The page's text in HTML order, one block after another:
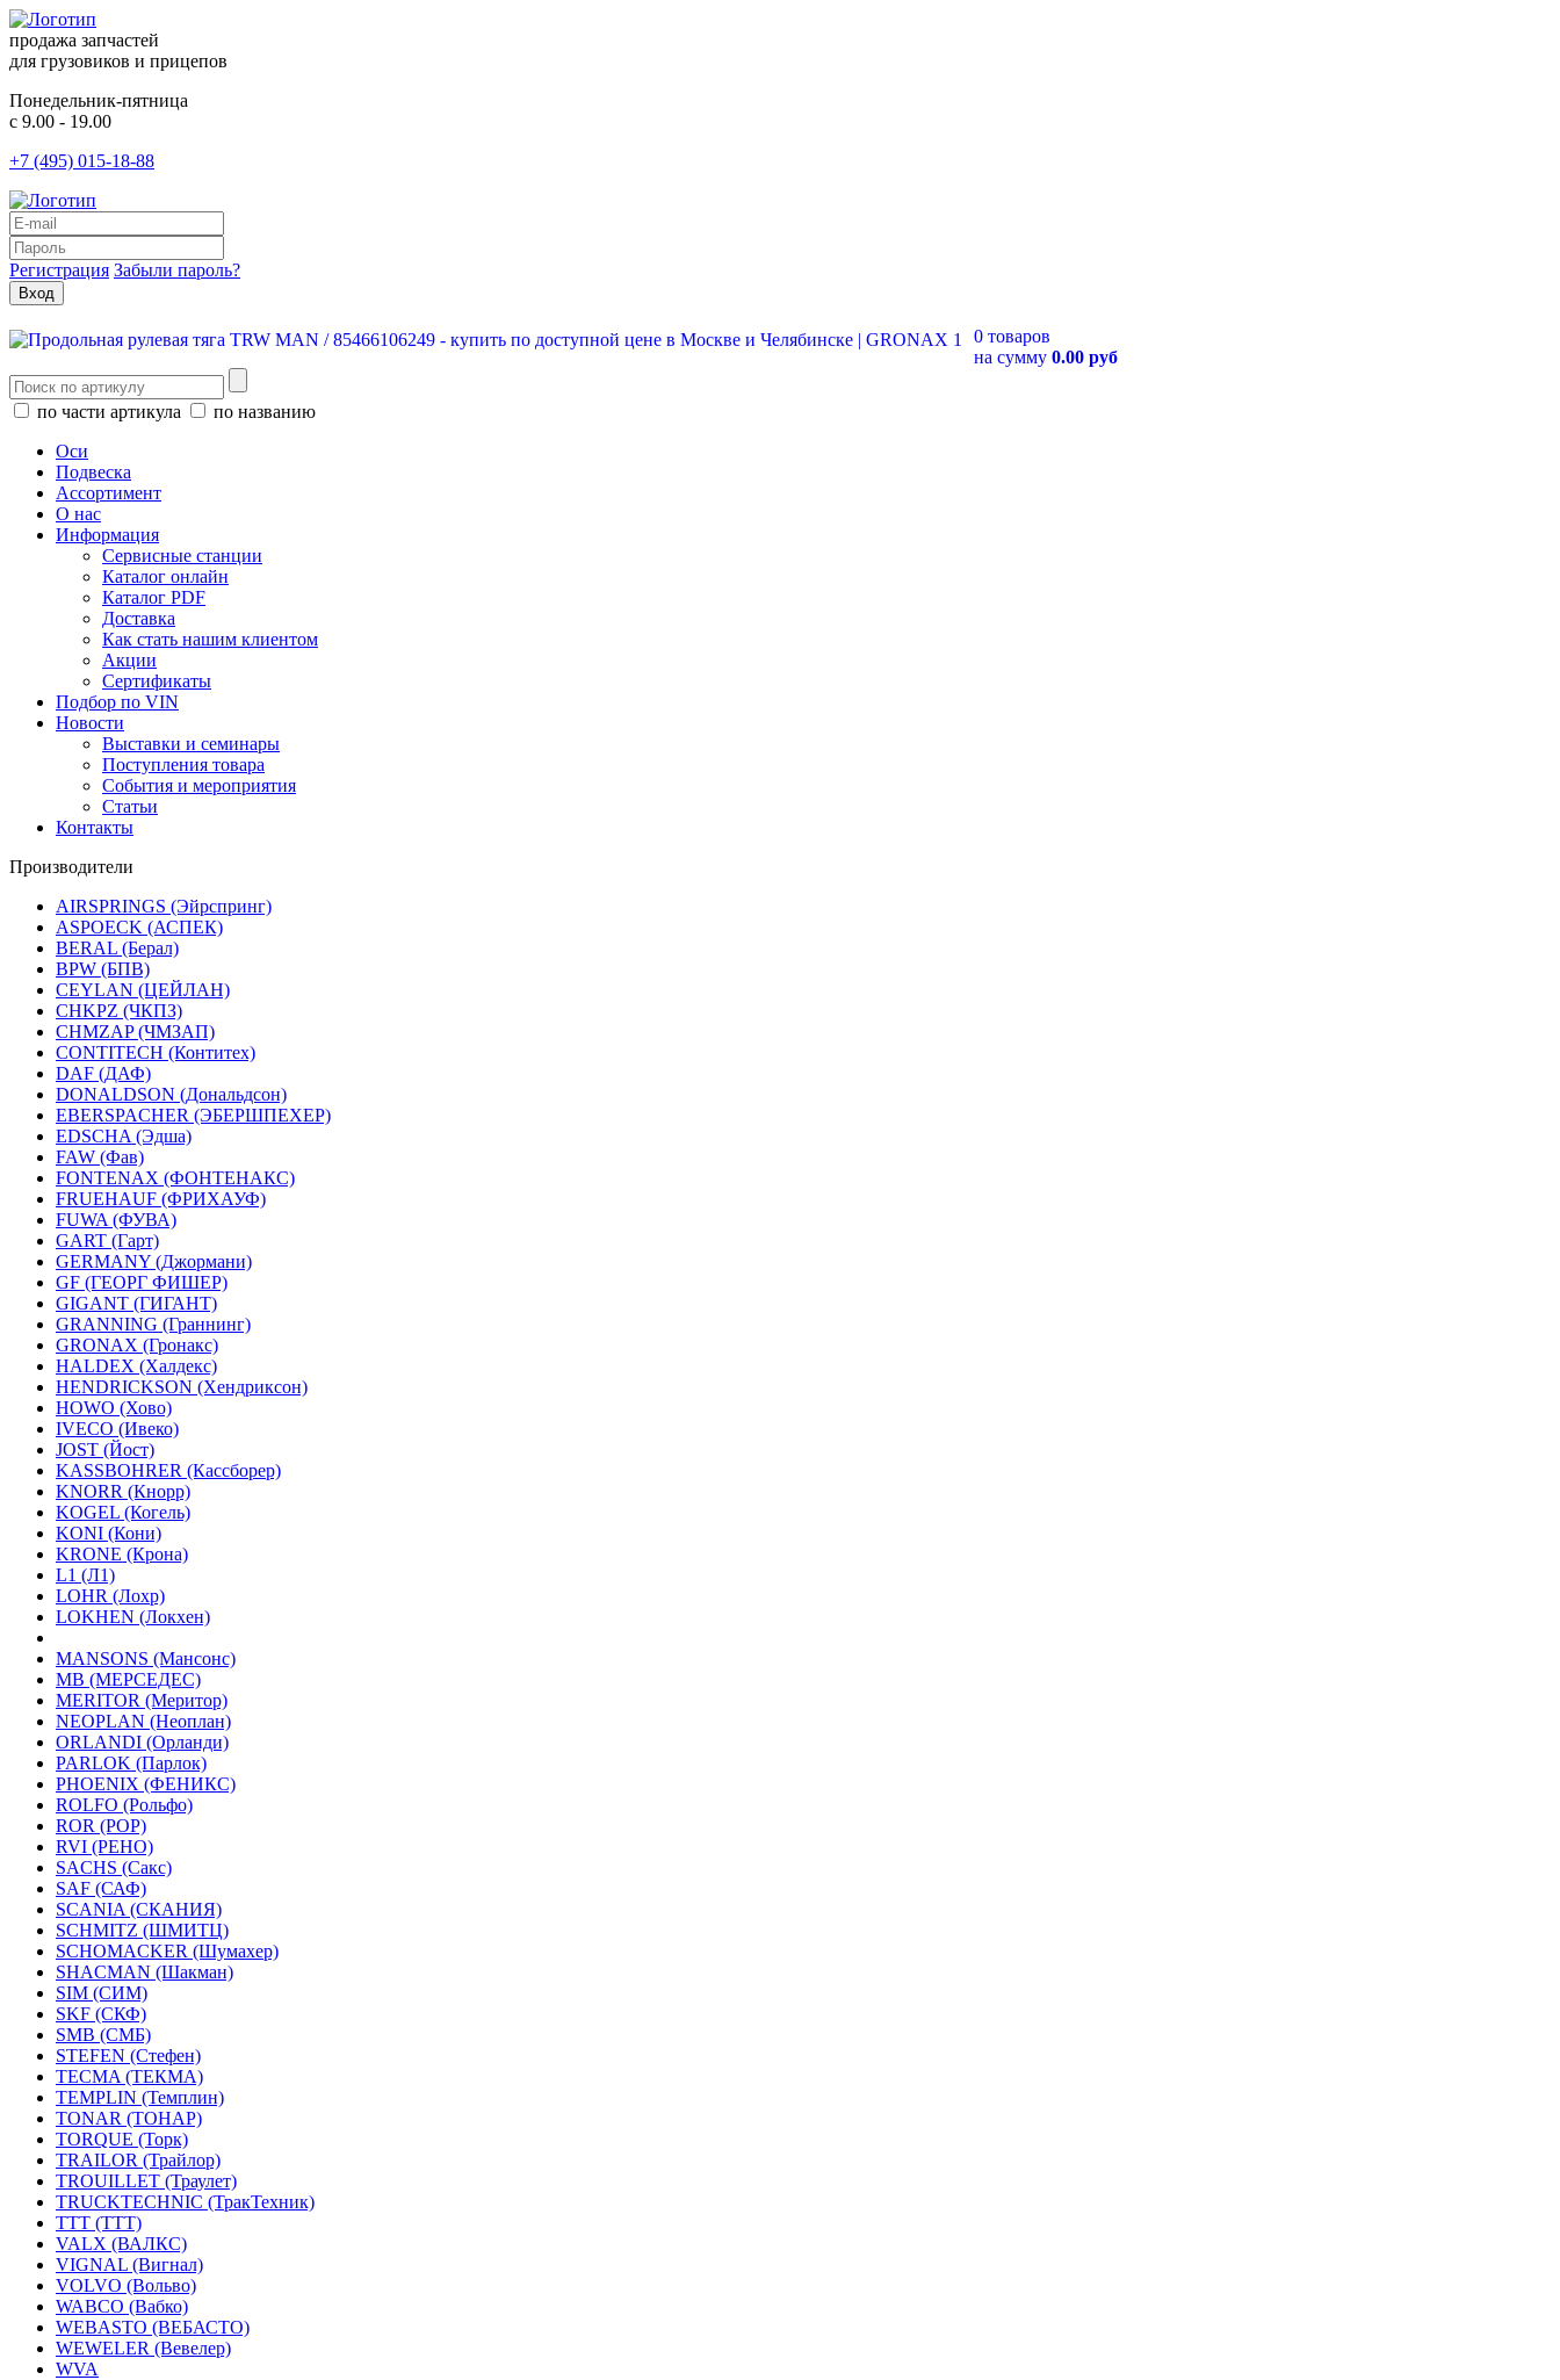
продажа запчастей
для грузовиков и прицепов
Понедельник-пятница
с 9.00 - 19.00
+7 (495) 015-18-88
Регистрация Забыли пароль?
0 товаров
на сумму 0.00 руб
по части артикула
по названию
Оси
Подвеска
Ассортимент
О нас
Информация
Сервисные станции
Каталог онлайн
Каталог PDF
Доставка
Как стать нашим клиентом
Акции
Сертификаты
Подбор по VIN
Новости
Выставки и семинары
Поступления товара
События и мероприятия
Статьи
Контакты
Производители
AIRSPRINGS (Эйрспринг)
ASPOECK (АСПЕК)
BERAL (Берал)
BPW (БПВ)
CEYLAN (ЦЕЙЛАН)
CHKPZ (ЧКПЗ)
CHMZAP (ЧМЗАП)
CONTITECH (Контитех)
DAF (ДАФ)
DONALDSON (Дональдсон)
EBERSPACHER (ЭБЕРШПЕХЕР)
EDSCHA (Эдша)
FAW (Фав)
FONTENAX (ФОНТЕНАКС)
FRUEHAUF (ФРИХАУФ)
FUWA (ФУВА)
GART (Гарт)
GERMANY (Джормани)
GF (ГЕОРГ ФИШЕР)
GIGANT (ГИГАНТ)
GRANNING (Граннинг)
GRONAX (Гронакс)
HALDEX (Халдекс)
HENDRICKSON (Хендриксон)
HOWO (Хово)
IVECO (Ивеко)
JOST (Йост)
KASSBOHRER (Касcборер)
KNORR (Кнорр)
KOGEL (Когель)
KONI (Кони)
KRONE (Крона)
L1 (Л1)
LOHR (Лохр)
LOKHEN (Локхен)
MANSONS (Мансонс)
MB (МЕРСЕДЕС)
MERITOR (Меритор)
NEOPLAN (Неоплан)
ORLANDI (Орланди)
PARLOK (Парлок)
PHOENIX (ФЕНИКС)
ROLFO (Рольфо)
ROR (РОР)
RVI (РЕНО)
SACHS (Сакс)
SAF (САФ)
SCANIA (СКАНИЯ)
SCHMITZ (ШМИТЦ)
SCHOMACKER (Шумахер)
SHACMAN (Шакман)
SIM (СИМ)
SKF (СКФ)
SMB (СМБ)
STEFEN (Стефен)
TECMA (ТЕКМА)
TEMPLIN (Темплин)
TONAR (ТОНАР)
TORQUE (Торк)
TRAILOR (Трайлор)
TROUILLET (Траулет)
TRUCKTECHNIC (ТракТехник)
TTT (ТТТ)
VALX (ВАЛКС)
VIGNAL (Вигнал)
VOLVO (Вольво)
WABCO (Вабко)
WEBASTO (ВЕБАСТО)
WEWELER (Вевелер)
WVA